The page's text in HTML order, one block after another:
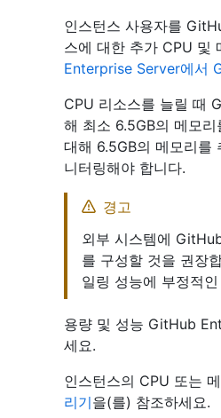
인스턴스 사용자를
스에 대한 추가 CPU 및
Enterprise Server에서
CPU 리소스를 늘릴 때
해 최소 6.5GB의 메모
대해 6.5GB의 메모리를
니터링해야 합니다.
경고
외부 시스템에
를 구성할 것을 권장
일링 성능에 부정적
용량 및 성능 GitHub
세요.
인스턴스의 CPU 또는
리기을(를) 참조하세요.